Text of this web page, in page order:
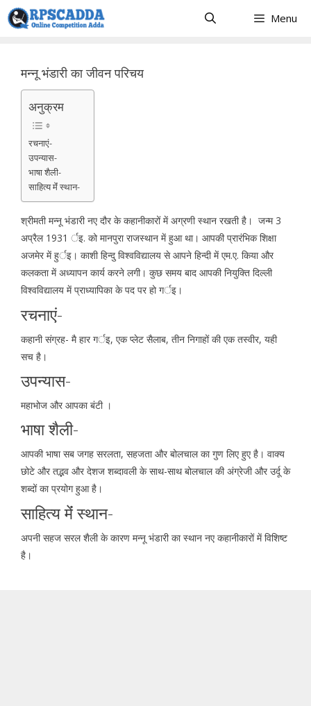
Skip
to
Menu
मन्नू भंडारी का जीवन परिचय
अनुक्रम
रचनाएं-
उपन्यास-
भाषा शैली-
साहित्य मेंं स्थान-
श्रीमती मन्नू भंडारी नए दौर के कहानीकारों में अग्रणी स्थान रखती है। जन्म 3
अप्रैल 1931 र्इ. को मानपुरा राजस्थान में हुआ था। आपकी प्रारंभिक शिक्षा
अजमेर में हुर्इ। काशी हिन्दु विश्वविद्यालय से आपने हिन्दी में एम.ए. किया और
कलकता में अध्यापन कार्य करने लगी। कुछ समय बाद आपकी नियुक्ति दिल्ली
विश्वविद्यालय में प्राध्यापिका के पद पर हो गर्इ।
रचनाएं-
कहानी संग्रह- मै हार गर्इ, एक प्लेट सैलाब, तीन निगाहों की एक तस्वीर, यही
सच है।
उपन्यास-
महाभोज और आपका बंटी ।
भाषा शैली-
आपकी भाषा सब जगह सरलता, सहजता और बोलचाल का गुण लिए हुए है। वाक्य
छोटे और तद्भव और देशज शब्दावली के साथ-साथ बोलचाल की अंग्रेजी और उर्दू के
शब्दों का प्रयोग हुआ है।
साहित्य मेंं स्थान-
अपनी सहज सरल शैली के कारण मन्नू भंडारी का स्थान नए कहानीकारों में विशिष्ट
है।